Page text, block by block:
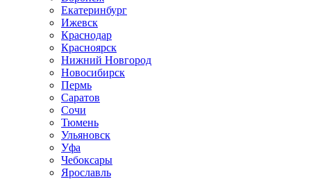
Екатеринбург
Ижевск
Краснодар
Красноярск
Нижний Новгород
Новосибирск
Пермь
Саратов
Сочи
Тюмень
Ульяновск
Уфа
Чебоксары
Ярославль